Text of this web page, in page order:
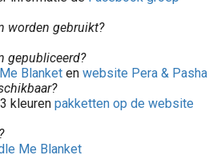
worden gebruikt?
gepubliceerd?
Blanket en website Pera & Pasha
kleuren pakketten op de website
Me Blanket